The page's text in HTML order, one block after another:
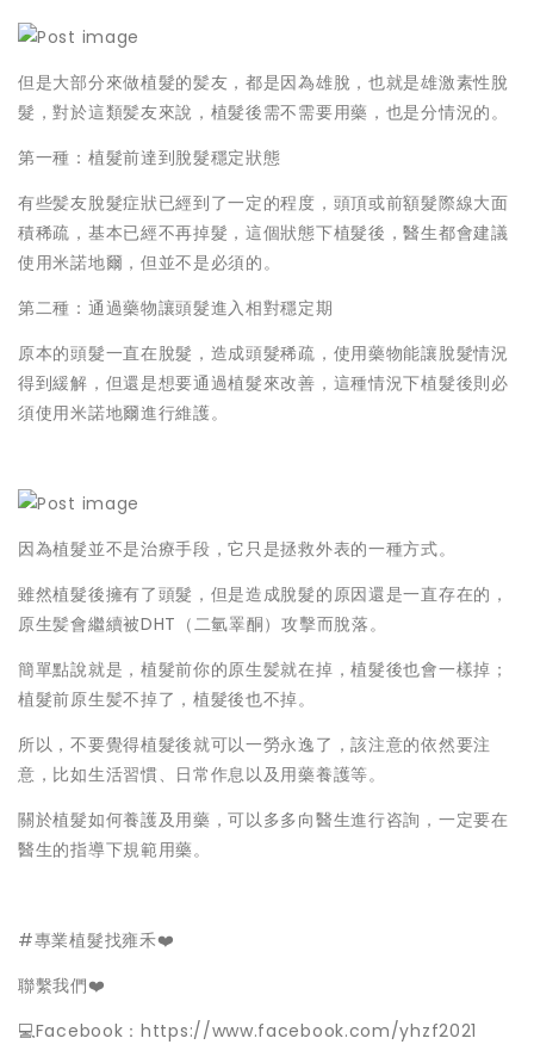
但是大部分來做植髮的髪友，都是因為雄脫，也就是雄激素性脫
髮，對於這類髪友來說，植髮後需不需要用藥，也是分情況的。
第一種：植髮前達到脫髮穩定狀態
有些髪友脫髮症狀已經到了一定的程度，頭頂或前額髮際線大面
積稀疏，基本已經不再掉髮，這個狀態下植髮後，醫生都會建議
使用米諾地爾，但並不是必須的。
第二種：通過藥物讓頭髮進入相對穩定期
原本的頭髮一直在脫髮，造成頭髮稀疏，使用藥物能讓脫髮情況
得到緩解，但還是想要通過植髮來改善，這種情況下植髮後則必
須使用米諾地爾進行維護。
因為植髮並不是治療手段，它只是拯救外表的一種方式。
雖然植髮後擁有了頭髮，但是造成脫髮的原因還是一直存在的，
原生髪會繼續被DHT（二氫睪酮）攻擊而脫落。
簡單點說就是，植髮前你的原生髪就在掉，植髮後也會一樣掉；
植髮前原生髪不掉了，植髮後也不掉。
所以，不要覺得植髮後就可以一勞永逸了，該注意的依然要注
意，比如生活習慣、日常作息以及用藥養護等。
關於植髮如何養護及用藥，可以多多向醫生進行咨詢，一定要在
醫生的指導下規範用藥。
#專業植髮找雍禾❤️
聯繫我們❤️
💻Facebook： https://www.facebook.com/yhzf2021